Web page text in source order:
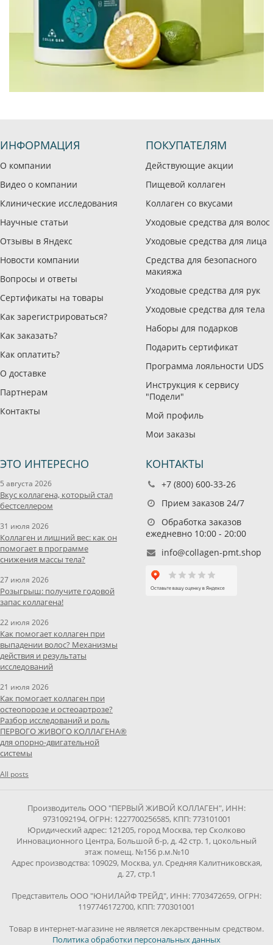
ИНФОРМАЦИЯ
О компании
Видео о компании
Клинические исследования
Научные статьи
Отзывы в Яндекс
Новости компании
Вопросы и ответы
Сертификаты на товары
Как зарегистрироваться?
Как заказать?
Как оплатить?
О доставке
Партнерам
Контакты
ПОКУПАТЕЛЯМ
Действующие акции
Пищевой коллаген
Коллаген со вкусами
Уходовые средства для волос
Уходовые средства для лица
Средства для безопасного
макияжа
Уходовые средства для рук
Уходовые средства для тела
Наборы для подарков
Подарить сертификат
Программа лояльности UDS
Инструкция к сервису
"Подели"
Мой профиль
Мои заказы
ЭТО ИНТЕРЕСНО
5 августа 2026
Вкус коллагена, который стал
бестселлером
31 июля 2026
Коллаген и лишний вес: как он
помогает в программе
снижения массы тела?
27 июля 2026
Розыгрыш: получите годовой
запас коллагена!
22 июля 2026
Как помогает коллаген при
выпадении волос? Механизмы
действия и результаты
исследований
21 июля 2026
Как помогает коллаген при
остеопорозе и остеоартрозе?
Разбор исследований и роль
ПЕРВОГО ЖИВОГО КОЛЛАГЕНА®
для опорно-двигательной
системы
All posts
КОНТАКТЫ
+7 (800) 600-33-26
Прием заказов 24/7
Обработка заказов
ежедневно 10:00 - 20:00
info@collagen-pmt.shop
Производитель ООО "ПЕРВЫЙ ЖИВОЙ КОЛЛАГЕН", ИНН:
9731092194, ОГРН: 1227700256585, КПП: 773101001
Юридический адрес: 121205, город Москва, тер Сколково
Инновационного Центра, Большой б-р, д. 42 стр. 1, цокольный
этаж помещ. №156 р.м.№10
Адрес производства: 109029, Москва, ул. Средняя Калитниковская,
д. 27, стр.1
Представитель ООО "ЮНИЛАЙФ ТРЕЙД", ИНН: 7703472659, ОГРН:
1197746172700, КПП: 770301001
Товар в интернет-магазине не является лекарственным средством.
Политика обработки персональных данных